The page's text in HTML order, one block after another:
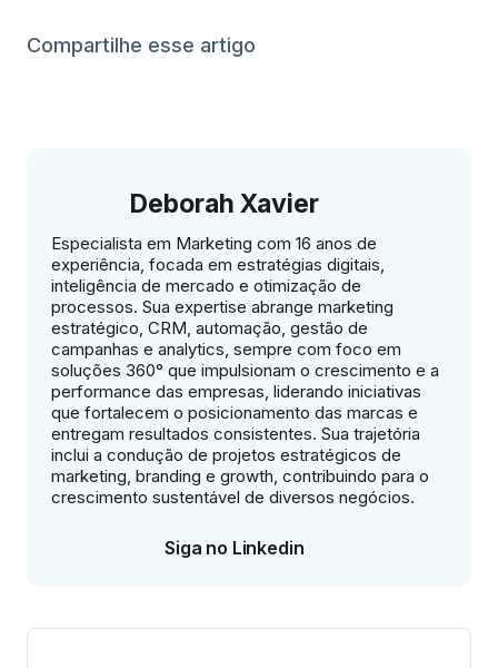
Compartilhe esse artigo
Deborah Xavier
Especialista em Marketing com 16 anos de
experiência, focada em estratégias digitais,
inteligência de mercado e otimização de
processos. Sua expertise abrange marketing
estratégico, CRM, automação, gestão de
campanhas e analytics, sempre com foco em
soluções 360° que impulsionam o crescimento e a
performance das empresas, liderando iniciativas
que fortalecem o posicionamento das marcas e
entregam resultados consistentes. Sua trajetória
inclui a condução de projetos estratégicos de
marketing, branding e growth, contribuindo para o
crescimento sustentável de diversos negócios.
Siga no Linkedin